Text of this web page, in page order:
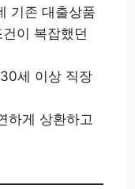
기존 대출상품
이 복잡했던
세 이상 직장
하게 상환하고